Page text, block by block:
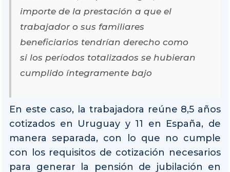
importe de la prestación a que el
trabajador o sus familiares
beneficiarios tendrían derecho como
si los períodos totalizados se hubieran
cumplido íntegramente bajo
En este caso, la trabajadora reúne 8,5 años
cotizados en Uruguay y 11 en España, de
manera separada, con lo que no cumple
con los requisitos de cotización necesarios
para generar la pensión de jubilación en